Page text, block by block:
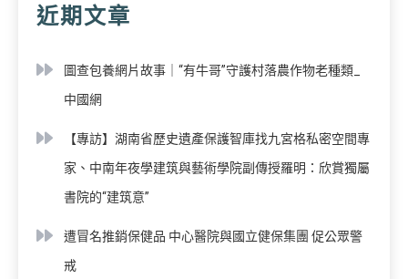
近期文章
圖查包養網片故事｜“有牛哥”守護村落農作物老種類_
中國網
【專訪】湖南省歷史遺產保護智庫找九宮格私密空間專
家、中南年夜學建筑與藝術學院副傳授羅明：欣賞獨屬
書院的“建筑意”
遭冒名推銷保健品 中心醫院與國立健保集團 促公眾警
戒